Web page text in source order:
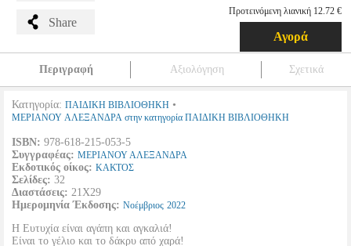
Share
Προτεινόμενη λιανική 12.72 €
Αγορά
Περιγραφή Αξιολόγηση Σχετικά
Κατηγορία: ΠΑΙΔΙΚΗ ΒΙΒΛΙΟΘΗΚΗ •
ΜΕΡΙΑΝΟΥ ΑΛΕΞΑΝΔΡΑ στην κατηγορία ΠΑΙΔΙΚΗ ΒΙΒΛΙΟΘΗΚΗ
ISBN: 978-618-215-053-5
Συγγραφέας: ΜΕΡΙΑΝΟΥ ΑΛΕΞΑΝΔΡΑ
Εκδοτικός οίκος: ΚΑΚΤΟΣ
Σελίδες: 32
Διαστάσεις: 21Χ29
Ημερομηνία Έκδοσης: Νοέμβριος 2022
Η Ευτυχία είναι αγάπη και αγκαλιά!
Είναι το γέλιο και το δάκρυ από χαρά!